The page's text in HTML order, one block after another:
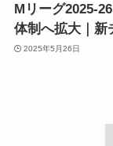
Mリーグ2025-
体制へ拡大｜新
2025年5月26日